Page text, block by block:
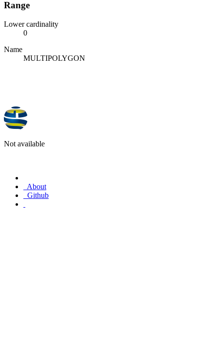
Range
Lower cardinality
0
Name
MULTIPOLYGON
Not available
About
Github